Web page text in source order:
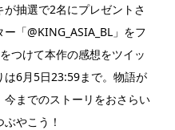
抽選で2名にプレゼントさ
「@KING_ASIA_BL」をフ
つけて本作の感想をツイッ
は6月5日23:59まで。物語が
今までのストーリをおさらい
やこう！